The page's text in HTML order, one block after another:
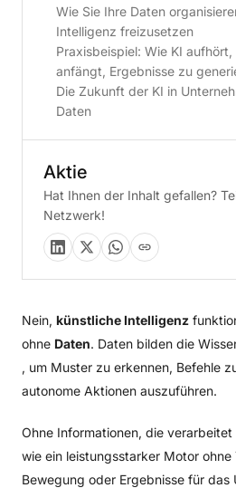
Nein, künstliche Intelligenz
ohne Daten. Daten bilden die
, um Muster zu erkennen, Befehle
autonome Aktionen auszuführen.
Ohne Informationen, die
wie ein leistungsstarker Motor
Bewegung oder Ergebnisse für das
Wie Sie Ihre Daten
Intelligenz freizusetzen
Praxisbeispiel: Wie KI
anfängt, Ergebnisse zu
Die Zukunft der KI in
Daten
Aktie
Hat Ihnen der Inhalt gefallen?
Netzwerk!